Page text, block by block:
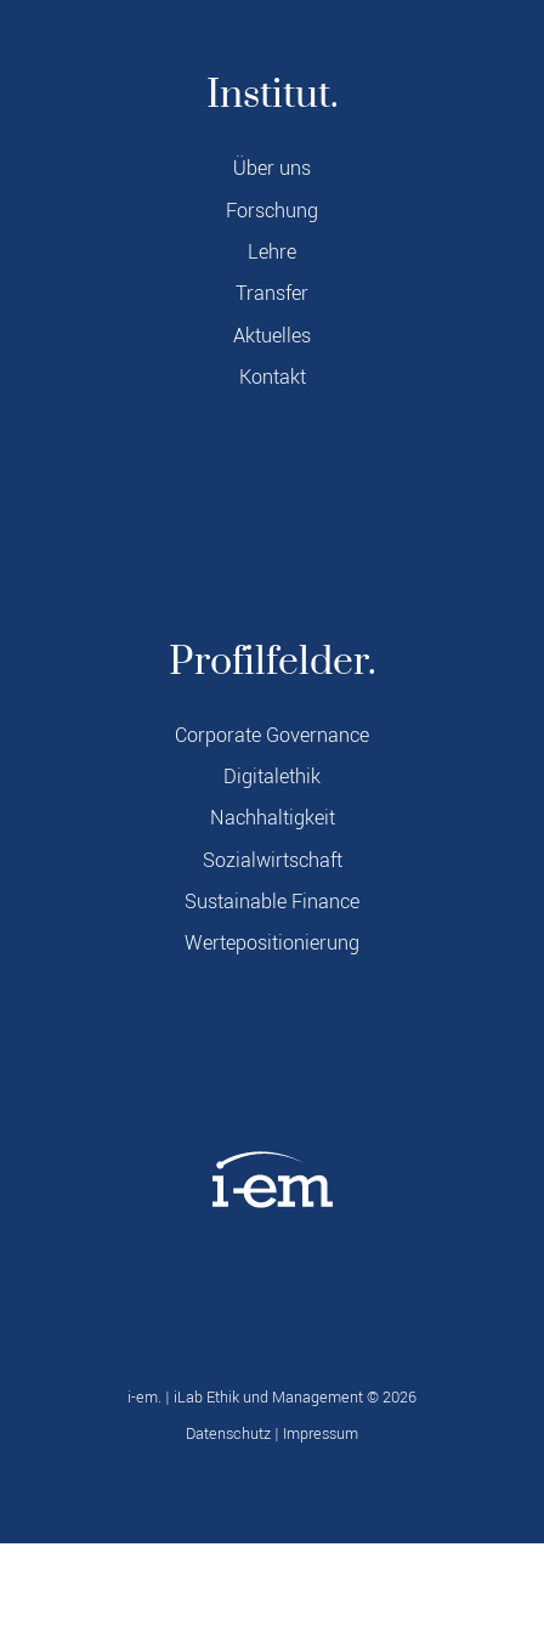
Institut.
Über uns
Forschung
Lehre
Transfer
Aktuelles
Kontakt
Profilfelder.
Corporate Governance
Digitalethik
Nachhaltigkeit
Sozialwirtschaft
Sustainable Finance
Wertepositionierung
i-em. | iLab Ethik und Management ©2026
Datenschutz | Impressum